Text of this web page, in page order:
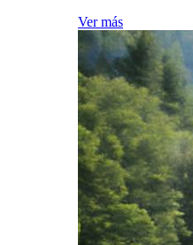
Ver más